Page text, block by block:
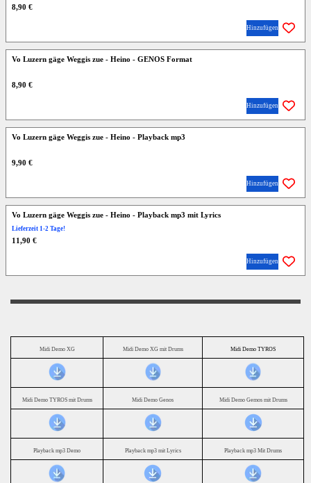
8,90 €
Hinzufügen
Vo Luzern gäge Weggis zue - Heino - GENOS Format
8,90 €
Hinzufügen
Vo Luzern gäge Weggis zue - Heino - Playback mp3
9,90 €
Hinzufügen
Vo Luzern gäge Weggis zue - Heino - Playback mp3 mit Lyrics
Lieferzeit 1-2 Tage!
11,90 €
Hinzufügen
Midi Demo XG Midi Demo XG mit Drums Midi Demo TYROS
Midi Demo TYROS mit Drums Midi Demo Genos Midi Demo Gemos mit Drums
Playback mp3 Demo Playback mp3 mit Lyrics Playback mp3 Mit Drums